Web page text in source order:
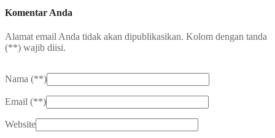
Komentar Anda
Alamat email Anda tidak akan dipublikasikan. Kolom dengan tanda
(**) wajib diisi.
Nama (**)
Email (**)
Website